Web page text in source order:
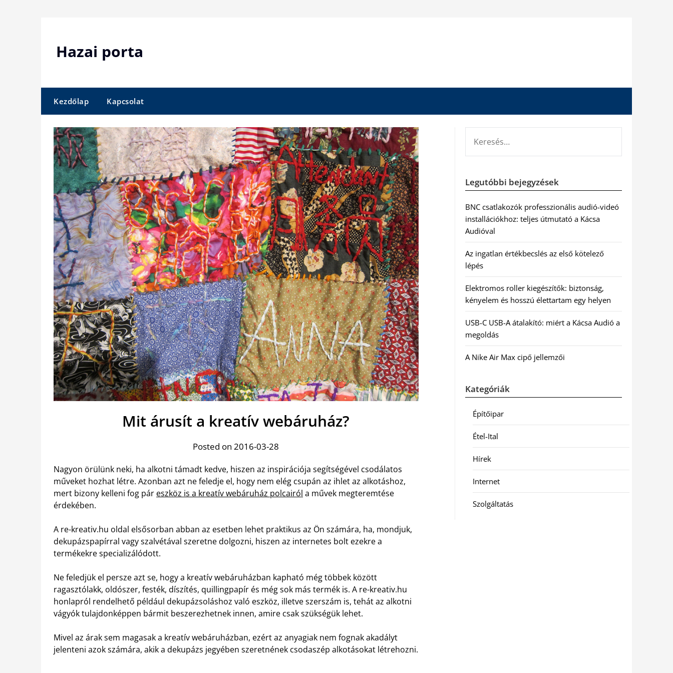
Hazai porta
Kezdőlap Kapcsolat
Mit árusít a kreatív webáruház?
Posted on 2016-03-28
Nagyon örülünk neki, ha alkotni támadt kedve, hiszen az inspirációja segítségével csodálatos
műveket hozhat létre. Azonban azt ne feledje el, hogy nem elég csupán az ihlet az alkotáshoz,
mert bizony kelleni fog pár eszköz is a kreatív webáruház polcairól a művek megteremtése
érdekében.
A re-kreativ.hu oldal elsősorban abban az esetben lehet praktikus az Ön számára, ha, mondjuk,
dekupázspapírral vagy szalvétával szeretne dolgozni, hiszen az internetes bolt ezekre a
termékekre specializálódott.
Ne feledjük el persze azt se, hogy a kreatív webáruházban kapható még többek között
ragasztólakk, oldószer, festék, díszítés, quillingpapír és még sok más termék is. A re-kreativ.hu
honlapról rendelhető például dekupázsoláshoz való eszköz, illetve szerszám is, tehát az alkotni
vágyók tulajdonképpen bármit beszerezhetnek innen, amire csak szükségük lehet.
Mivel az árak sem magasak a kreatív webáruházban, ezért az anyagiak nem fognak akadályt
jelenteni azok számára, akik a dekupázs jegyében szeretnének csodaszép alkotásokat létrehozni.
Legutóbbi bejegyzések
BNC csatlakozók professzionális audió-videó
installációkhoz: teljes útmutató a Kácsa
Audióval
Az ingatlan értékbecslés az első kötelező
lépés
Elektromos roller kiegészítők: biztonság,
kényelem és hosszú élettartam egy helyen
USB-C USB-A átalakító: miért a Kácsa Audió a
megoldás
A Nike Air Max cipő jellemzői
Kategóriák
Építőipar
Étel-Ital
Hírek
Internet
Szolgáltatás